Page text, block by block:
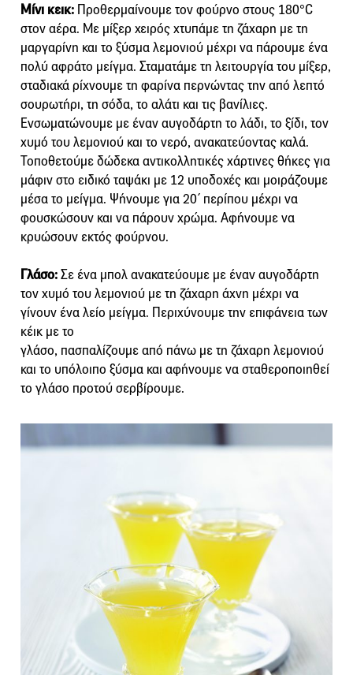
Μίνι κεικ: Προθερμαίνουμε τον φούρνο στους 180°C
στον αέρα. Με µίξερ χειρός χτυπάμε τη ζάχαρη µε τη
μαργαρίνη και το ξύσµα λεµονιού µέχρι να πάρουμε ένα
πολύ αφράτο µείγµα. Σταµατάμε τη λειτουργία του µίξερ,
σταδιακά ρίχνουμε τη φαρίνα περνώντας την από λεπτό
σουρωτήρι, τη σόδα, το αλάτι και τις βανίλιες.
Ενσωματώνουμε με έναν αυγοδάρτη το λάδι, το ξίδι, τον
χυµό του λεµονιού και το νερό, ανακατεύοντας καλά.
Τοποθετούμε δώδεκα αντικολλητικές χάρτινες θήκες για
µάφιν στο ειδικό ταψάκι µε 12 υποδοχές και µοιράζουμε
µέσα το µείγµα. Ψήνουμε για 20΄ περίπου µέχρι να
φουσκώσουν και να πάρουν χρώμα. Αφήνουμε να
κρυώσουν εκτός φούρνου.
Γλάσο:Σε ένα μπολ ανακατεύουμε με έναν αυγοδάρτη
τον χυµό του λεµονιού µε τη ζάχαρη άχνη µέχρι να
γίνουν ένα λείο µείγµα. Περιχύνουμε την επιφάνεια των
κέικ µε το
γλάσο, πασπαλίζουμε από πάνω με τη ζάχαρη λεμονιού
και το υπόλοιπο ξύσµα και αφήνουμε να σταθεροποιηθεί
το γλάσο προτού σερβίρουμε.